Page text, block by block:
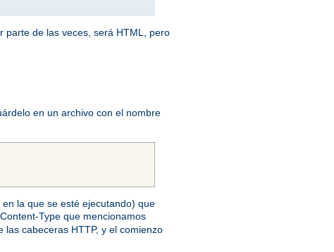
parte de las veces, será HTML, pero
en un archivo con el nombre
la que se esté ejecutando) que
Type que mencionamos
cabeceras HTTP, y el comienzo